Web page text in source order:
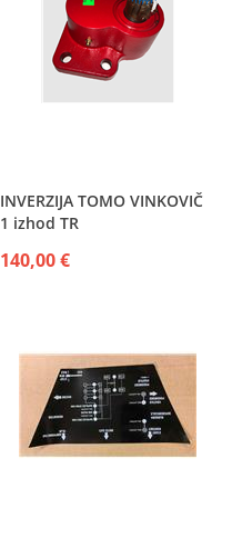
INVERZIJA TOMO VINKOVIČ
1 izhod TR
140,00 €